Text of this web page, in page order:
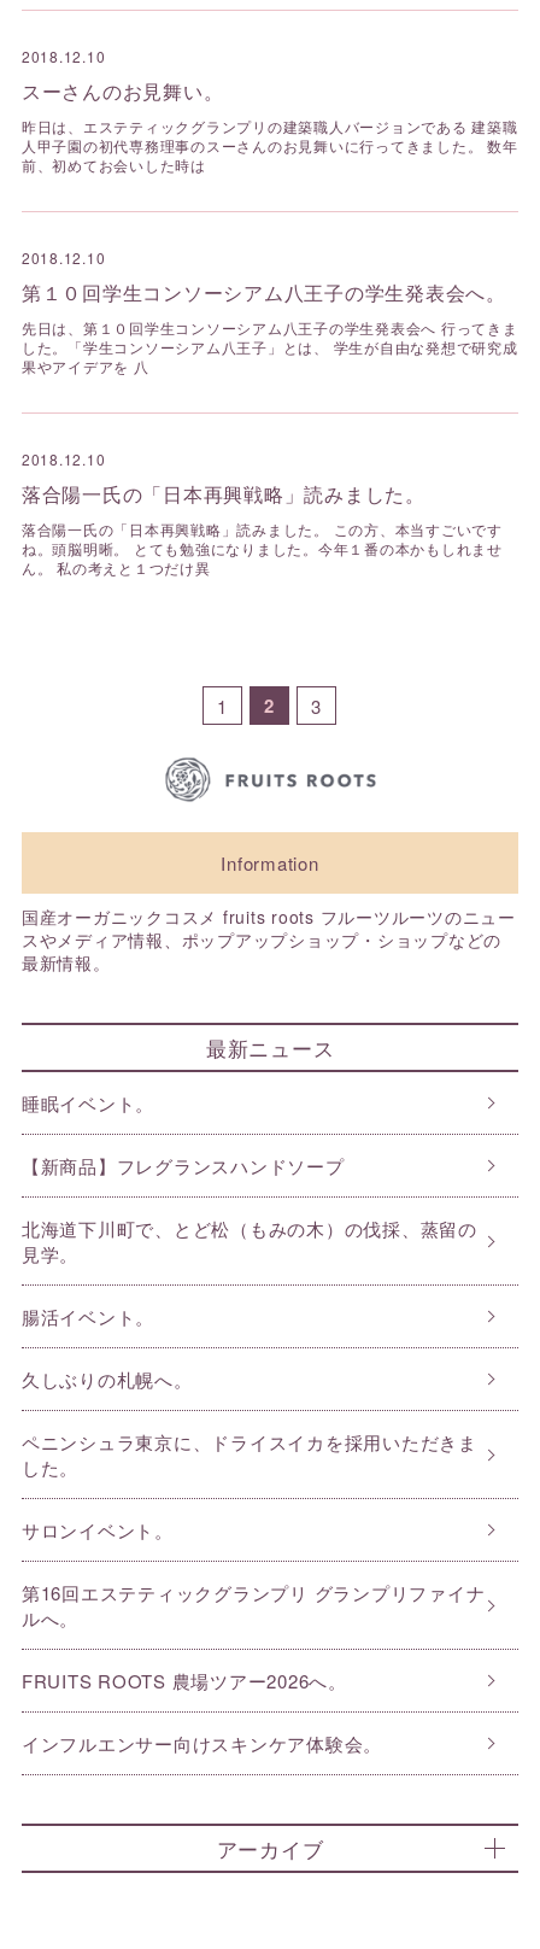
2018.12.10
スーさんのお見舞い。
昨日は、エステティックグランプリの建築職人バージョンである 建築職
人甲子園の初代専務理事のスーさんのお見舞いに行ってきました。 数年
前、初めてお会いした時は
2018.12.10
第１０回学生コンソーシアム八王子の学生発表会へ。
先日は、第１０回学生コンソーシアム八王子の学生発表会へ 行ってきま
した。「学生コンソーシアム八王子」とは、 学生が自由な発想で研究成
果やアイデアを 八
2018.12.10
落合陽一氏の「日本再興戦略」読みました。
落合陽一氏の「日本再興戦略」読みました。 この方、本当すごいです
ね。頭脳明晰。 とても勉強になりました。今年１番の本かもしれませ
ん。 私の考えと１つだけ異
1 2 3
Information
国産オーガニックコスメ fruits roots フルーツルーツのニュー
スやメディア情報、ポップアップショップ・ショップなどの
最新情報。
最新ニュース
睡眠イベント。
【新商品】フレグランスハンドソープ
北海道下川町で、とど松（もみの木）の伐採、蒸留の
見学。
腸活イベント。
久しぶりの札幌へ。
ペニンシュラ東京に、ドライスイカを採用いただきま
した。
サロンイベント。
第16回エステティックグランプリ グランプリファイナ
ルへ。
FRUITS ROOTS 農場ツアー2026へ。
インフルエンサー向けスキンケア体験会。
アーカイブ